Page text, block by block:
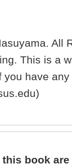
All
This is a
have
book